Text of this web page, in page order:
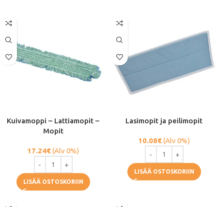
Kuivamoppi – Lattiamopit –
Mopit
17.24€(Alv 0%)
LISÄÄ OSTOSKORIIN
Lasimopit ja peilimopit
10.08€(Alv 0%)
LISÄÄ OSTOSKORIIN